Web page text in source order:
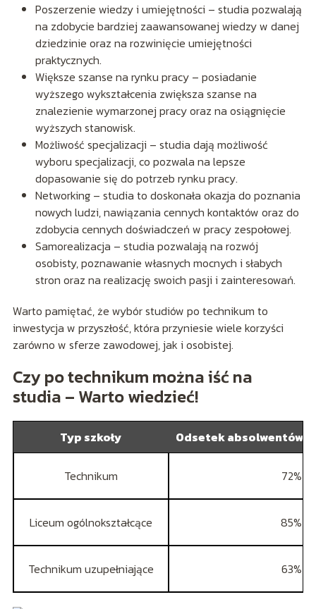
Poszerzenie wiedzy i umiejętności – studia pozwalają
na zdobycie bardziej zaawansowanej wiedzy w danej
dziedzinie oraz na rozwinięcie umiejętności
praktycznych.
Większe szanse na rynku pracy – posiadanie
wyższego wykształcenia zwiększa szanse na
znalezienie wymarzonej pracy oraz na osiągnięcie
wyższych stanowisk.
Możliwość specjalizacji – studia dają możliwość
wyboru specjalizacji, co pozwala na lepsze
dopasowanie się do potrzeb rynku pracy.
Networking – studia to doskonała okazja do poznania
nowych ludzi, nawiązania cennych kontaktów oraz do
zdobycia cennych doświadczeń w pracy zespołowej.
Samorealizacja – studia pozwalają na rozwój
osobisty, poznawanie własnych mocnych i słabych
stron oraz na realizację swoich pasji i zainteresowań.
Warto pamiętać, że wybór studiów po technikum to
inwestycja w przyszłość, która przyniesie wiele korzyści
zarówno w sferze zawodowej, jak i osobistej.
Czy po technikum można iść na
studia – Warto wiedzieć!
Typ szkoły Odsetek absolwentów
Technikum 72%
Liceum ogólnokształcące 85%
Technikum uzupełniające 63%